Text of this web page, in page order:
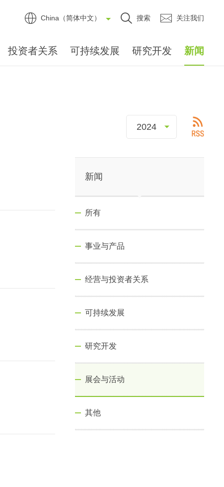
China（简体中文） 搜索 关注我们
投资者关系 可持续发展 研究开发 新闻
新闻
所有
事业与产品
经营与投资者关系
可持续发展
研究开发
展会与活动
其他